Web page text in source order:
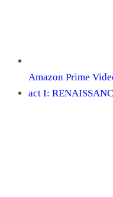
Amazon Prime
act I: